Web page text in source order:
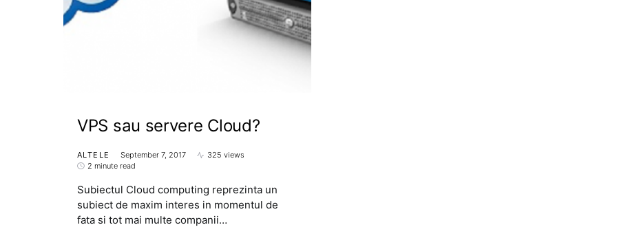
VPS sau servere Cloud?
ALTELE September 7, 2017
325 views
2 minute read
Subiectul Cloud computing reprezinta un
subiect de maxim interes in momentul de
fata si tot mai multe companii…